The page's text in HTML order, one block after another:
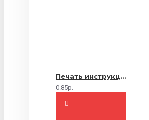
Печать инструкций по эксплуатации
0.85р.